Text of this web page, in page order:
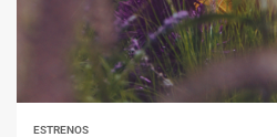
ESTRENOS